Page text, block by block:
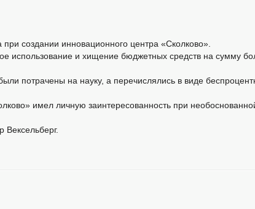
создании инновационного центра «Сколково».
использование и хищение бюджетных средств на сумму
потрачены на науку, а перечислялись в виде
имел личную заинтересованность при
Вексельберг.